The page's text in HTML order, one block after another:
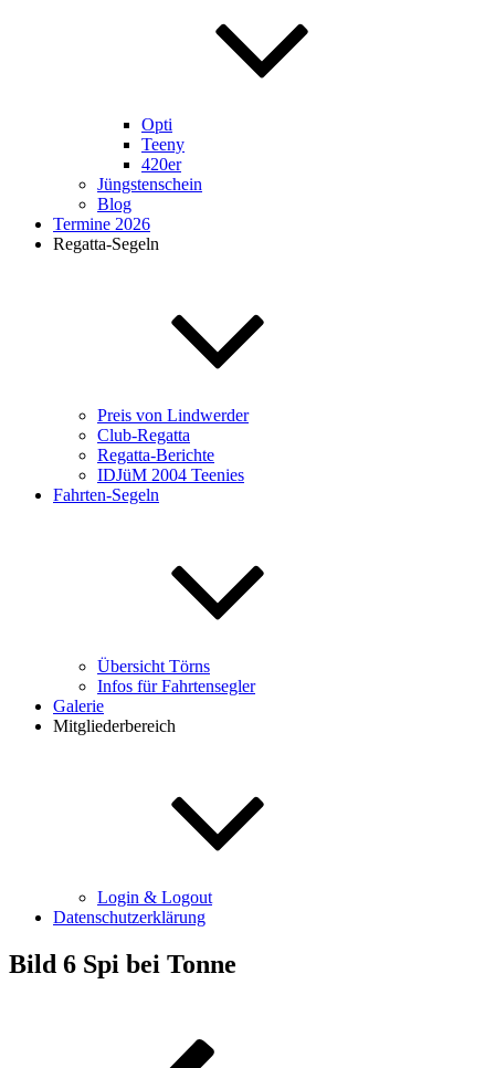
Opti
Teeny
420er
Jüngstenschein
Blog
Termine 2026
Regatta-Segeln
Preis von Lindwerder
Club-Regatta
Regatta-Berichte
IDJüM 2004 Teenies
Fahrten-Segeln
Übersicht Törns
Infos für Fahrtensegler
Galerie
Mitgliederbereich
Login & Logout
Datenschutzerklärung
Bild 6 Spi bei Tonne
Beitragsnavigation